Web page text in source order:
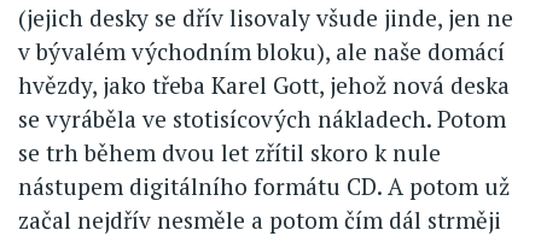
(jejich desky se dřív lisovaly všude jinde, jen ne
v bývalém východním bloku), ale naše domácí
hvězdy, jako třeba Karel Gott, jehož nová deska
se vyráběla ve stotisícových nákladech. Potom
se trh během dvou let zřítil skoro k nule
nástupem digitálního formátu CD. A potom už
začal nejdřív nesměle a potom čím dál strměji